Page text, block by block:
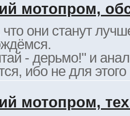
мотопром,
они станут
- дерьмо!" и
ибо не для
мотопром,